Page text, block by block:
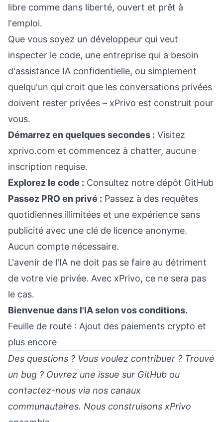
libre comme dans liberté, ouvert et prêt à
l'emploi.
Que vous soyez un développeur qui veut
inspecter le code, une entreprise qui a besoin
d'assistance IA confidentielle, ou simplement
quelqu'un qui croit que les conversations privées
doivent rester privées – xPrivo est construit pour
vous.
Démarrez en quelques secondes : Visitez
xprivo.com et commencez à chatter, aucune
inscription requise.
Explorez le code : Consultez notre dépôt GitHub
Passez PRO en privé : Passez à des requêtes
quotidiennes illimitées et une expérience sans
publicité avec une clé de licence anonyme.
Aucun compte nécessaire.
L'avenir de l'IA ne doit pas se faire au détriment
de votre vie privée. Avec xPrivo, ce ne sera pas
le cas.
Bienvenue dans l'IA selon vos conditions.
Feuille de route : Ajout des paiements crypto et
plus encore
Des questions ? Vous voulez contribuer ? Trouvé
un bug ? Ouvrez une issue sur GitHub ou
contactez-nous via nos canaux
communautaires. Nous construisons xPrivo